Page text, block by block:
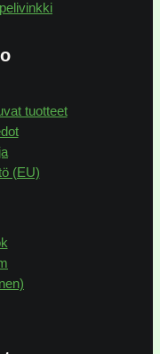
tuotteet
(EU)